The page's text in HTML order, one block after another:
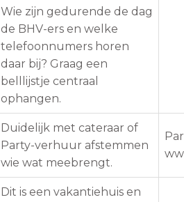
Wie zijn gedurende de dag
de BHV-ers en welke
telefoonnumers horen
daar bij? Graag een
belllijstje centraal
ophangen.
Duidelijk met cateraar of
Party-verhuur afstemmen
wie wat meebrengt.
Dit is een vakantiehuis en